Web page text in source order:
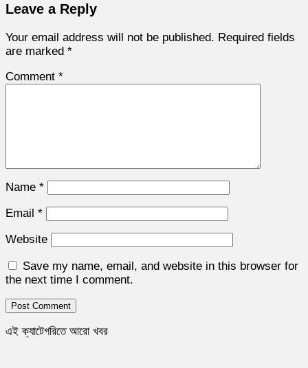
Leave a Reply
Your email address will not be published. Required fields
are marked *
Comment *
Name *
Email *
Website
Save my name, email, and website in this browser for
the next time I comment.
এই ক্যাটেগরিতে আরো খবর